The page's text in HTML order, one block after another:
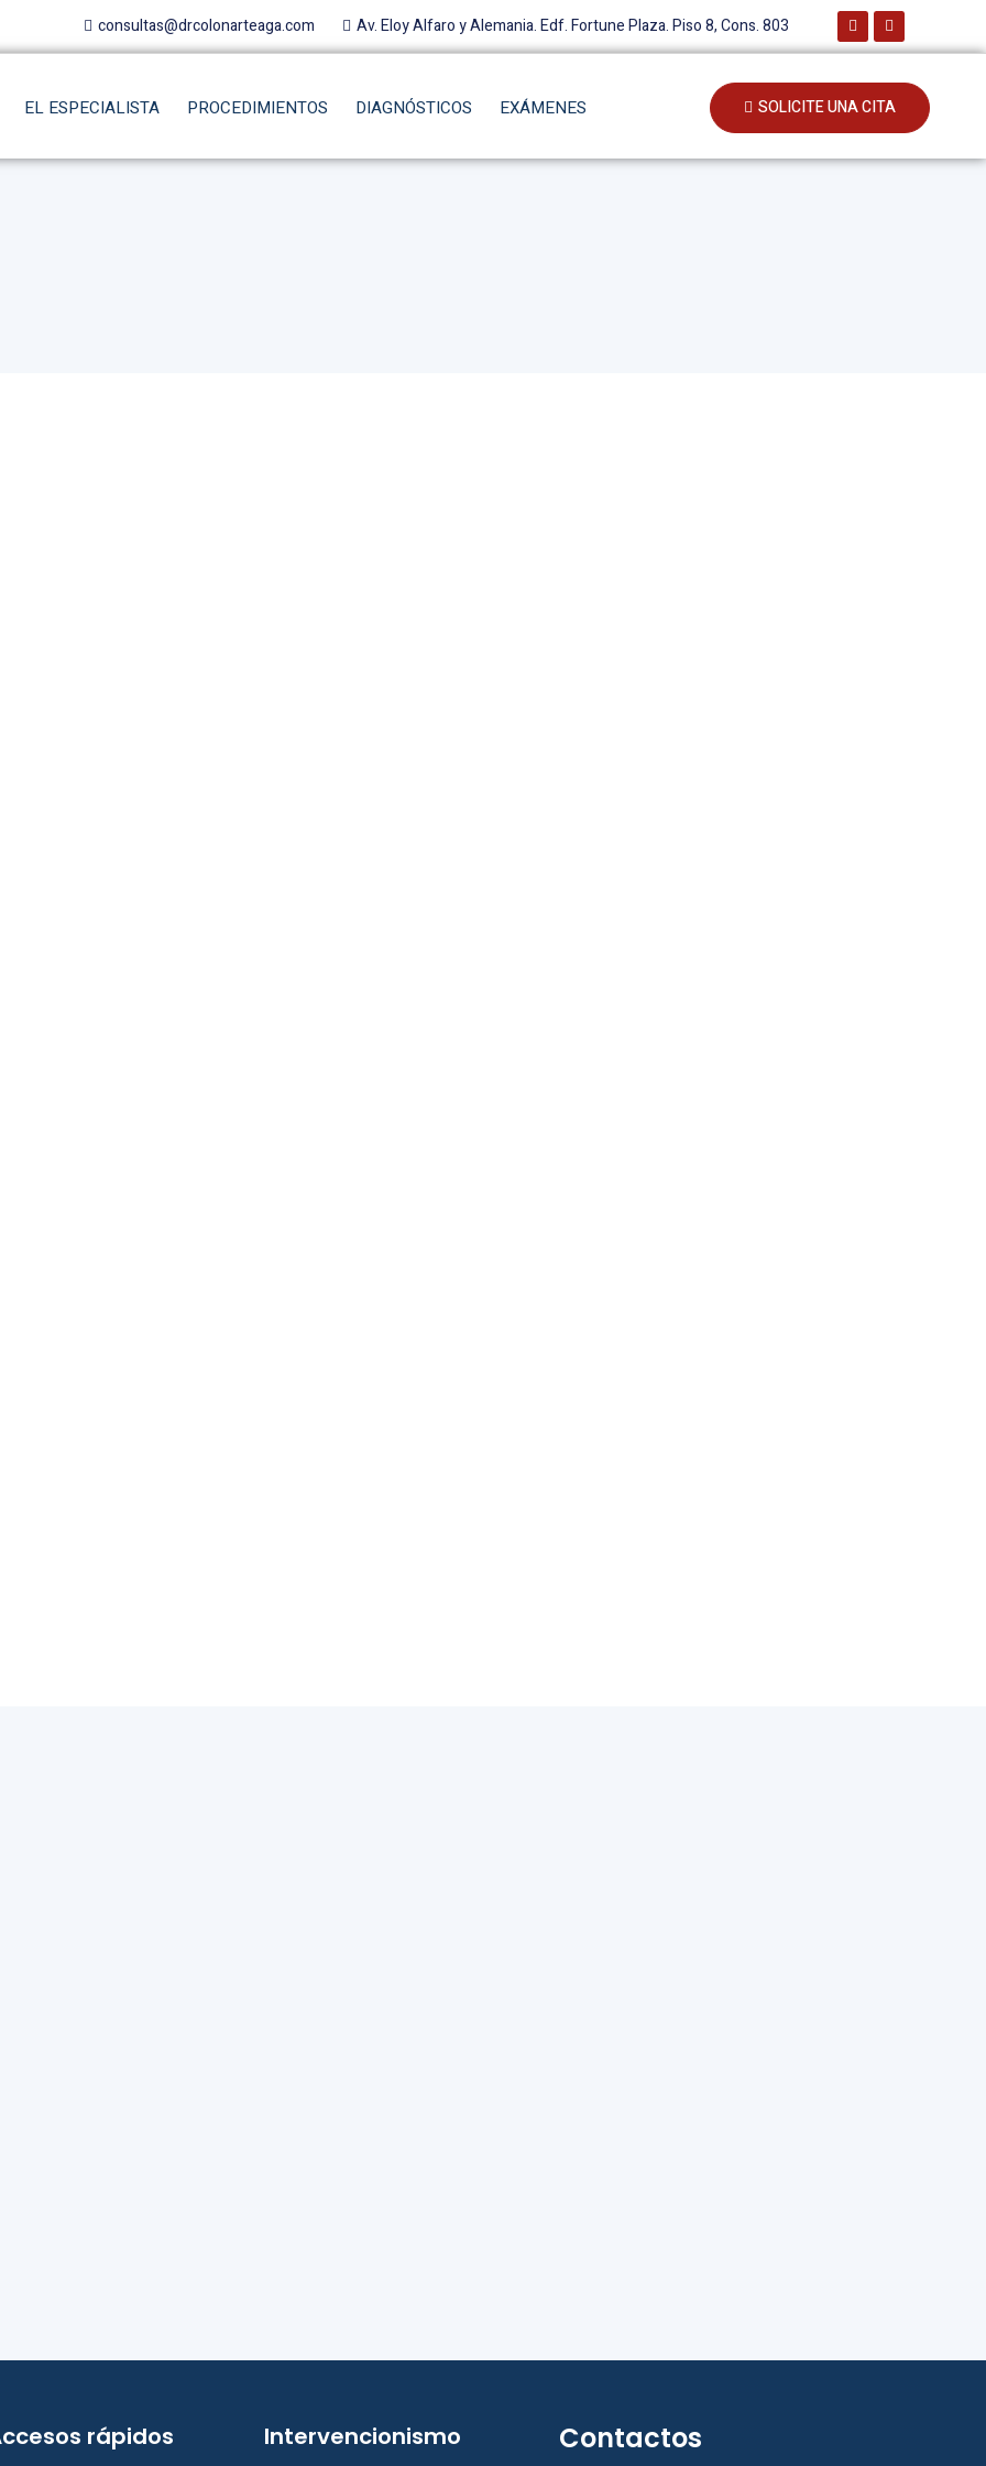
consultas@drcolonarteaga.com Av. Eloy Alfaro y Alemania. Edf. Fortune Plaza. Piso 8, Cons. 803
EL ESPECIALISTA PROCEDIMIENTOS DIAGNÓSTICOS EXÁMENES SOLICITE UNA CITA
rápidos Intervencionismo Contactos